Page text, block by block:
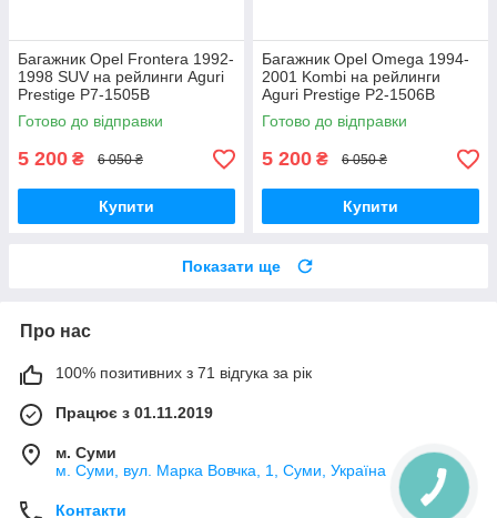
Багажник Opel Frontera 1992-
1998 SUV на рейлинги Aguri
Prestige P7-1505B
Готово до відправки
5 200 ₴ 6 050 ₴
Купити
Багажник Opel Omega 1994-
2001 Kombi на рейлинги
Aguri Prestige P2-1506B
Готово до відправки
5 200 ₴ 6 050 ₴
Купити
Показати ще
Про нас
100% позитивних з 71 відгука за рік
Працює з 01.11.2019
м. Суми
м. Суми, вул. Марка Вовчка, 1, Суми, Україна
Контакти